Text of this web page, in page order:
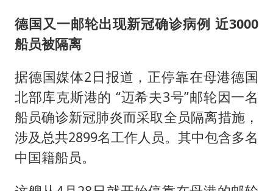
德国又一邮轮出现新冠确诊病例 近3000
船员被隔离
据德国媒体2日报道，正停靠在母港德国
北部库克斯港的 “迈希夫3号”邮轮因一名
船员确诊新冠肺炎而采取全员隔离措施，
涉及总共2899名工作人员。其中包含多名
中国籍船员。